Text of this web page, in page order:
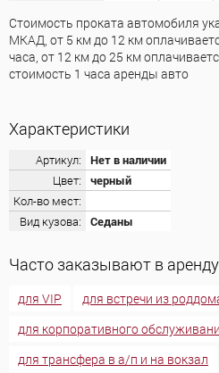
Стоимость проката автомобиля
МКАД, от 5 км до 12 км
часа, от 12 км до 25 км
стоимость 1 часа аренды авто
Характеристики
Артикул:
Нет в наличии
Цвет:
черный
Кол-во мест:
Вид кузова:
Седаны
Часто заказывают в аренду
для VIP для встречи из
для корпоративного
для трансфера в а/п и на вокзал